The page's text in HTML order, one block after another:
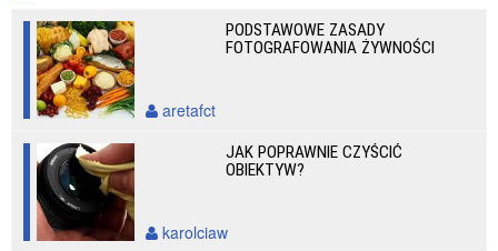
PODSTAWOWE ZASADY
FOTOGRAFOWANIA ŻYWNOŚCI
aretafct
JAK POPRAWNIE CZYŚCIĆ
OBIEKTYW?
karolciaw